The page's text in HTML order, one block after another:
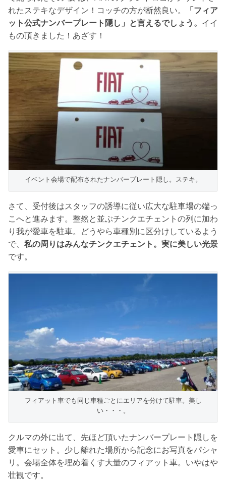
れたステキなデザイン！コッチの方が断然良い。
「フィア
ット公式ナンバープレート隠し」と言えるでしょう。 イイ
もの頂きました！あざす！
イベント会場で配布されたナンバープレート隠し。ステキ。
さて、受付後はスタッフの誘導に従い広大な駐車場の端っ
こへと進みます。整然と並ぶチンクエチェントの列に加わ
り我が愛車を駐車。どうやら車種別に区分けしているよう
で、 私の周りはみんなチンクエチェント。実に美しい光景
です。
フィアット車でも同じ車種ごとにエリアを分けて駐車。美し
い・・・。
クルマの外に出て、先ほど頂いたナンバープレート隠しを
愛車にセット。少し離れた場所から記念にお写真をパシャ
リ。会場全体を埋め着くす大量のフィアット車。いやはや
壮観です。